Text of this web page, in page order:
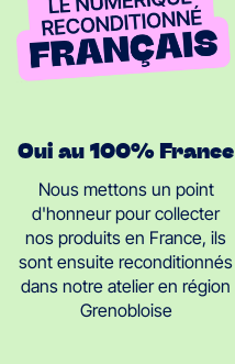
Oui au 100% France
Nous mettons un point
d'honneur pour collecter
nos produits en France, ils
sont ensuite reconditionnés
dans notre atelier en région
Grenobloise